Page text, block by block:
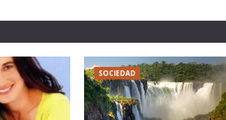
SOCIEDAD